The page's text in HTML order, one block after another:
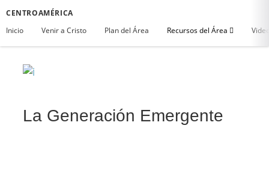
CENTROAMÉRICA
Inicio
Venir a Cristo Plan del Área Recursos del Área
La Generación Emergente